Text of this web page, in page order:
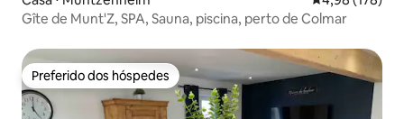
Gîte de Munt'Z, SPA, Sauna, piscina, perto de Colmar
Preferido dos hóspedes
Preferido dos hóspedes